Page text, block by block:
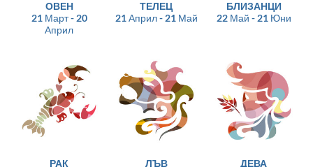
ОВЕН
21 Март - 20
Април
ТЕЛЕЦ
21 Април - 21 Май
БЛИЗАНЦИ
22 Май - 21 Юни
РАК
ЛЪВ
ДЕВА